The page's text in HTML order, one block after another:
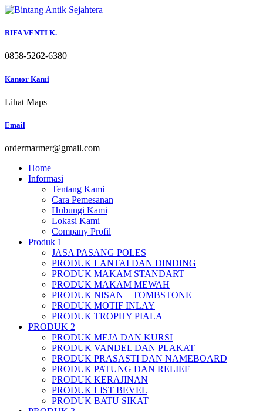
Skip
content
RIFA VENTI K.
0858-5262-6380
Kantor Kami
Lihat Maps
Email
ordermarmer@gmail.com
Home
Informasi
Tentang Kami
Cara Pemesanan
Hubungi Kami
Lokasi Kami
Company Profil
Produk 1
JASA PASANG POLES
PRODUK LANTAI DAN DINDING
PRODUK MAKAM STANDART
PRODUK MAKAM MEWAH
PRODUK NISAN – TOMBSTONE
PRODUK MOTIF INLAY
PRODUK TROPHY PIALA
PRODUK 2
PRODUK MEJA DAN KURSI
PRODUK VANDEL DAN PLAKAT
PRODUK PRASASTI DAN NAMEBOARD
PRODUK PATUNG DAN RELIEF
PRODUK KERAJINAN
PRODUK LIST BEVEL
PRODUK BATU SIKAT